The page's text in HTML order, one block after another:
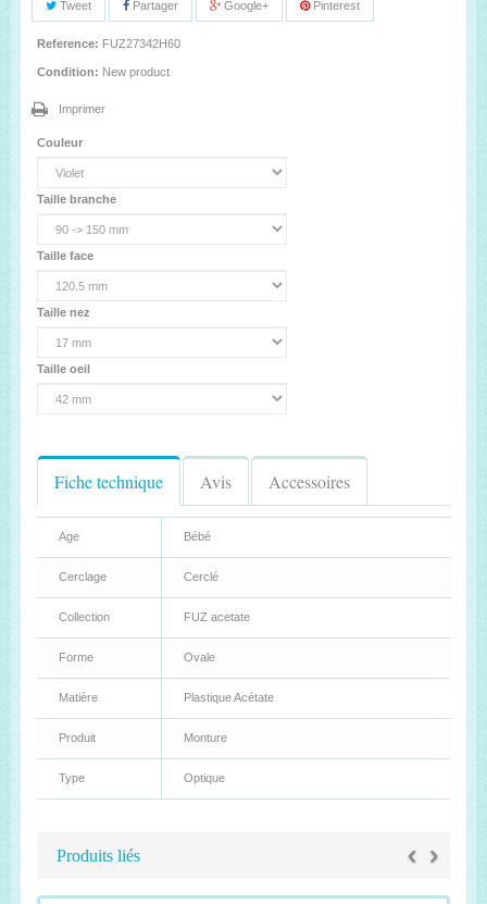
Tweet Partager Google+ Pinterest
Reference: FUZ27342H60
Condition: New product
Imprimer
Couleur
Taille branche
Taille face
Taille nez
Taille oeil
Fiche technique Avis Accessoires
Age Bébé
Cerclage Cerclé
Collection FUZ acetate
Forme Ovale
Matière Plastique Acétate
Produit Monture
Type Optique
Produits liés ‹ ›